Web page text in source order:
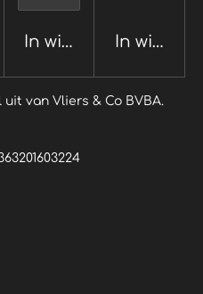
In winkelwagen
In
uit van Vliers & Co BVBA.